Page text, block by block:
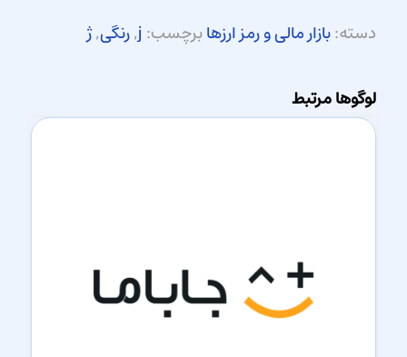
دسته:بازار مالی و رمز ارزهابرچسب:j
,رنگی,ژ
لوگوها مرتبط